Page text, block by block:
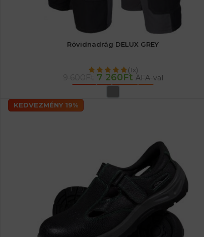
Rövidnadrág DELUX GREY
(1x)
7 260Ft ÁFA-val
OPCIÓK VÁLASZTÁSA
KEDVEZMÉNY 19%